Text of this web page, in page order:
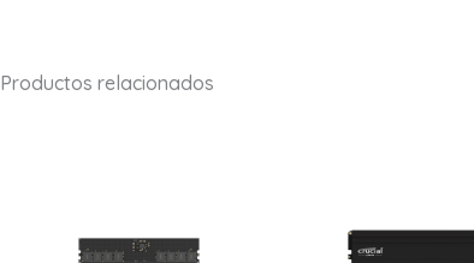
Productos relacionados